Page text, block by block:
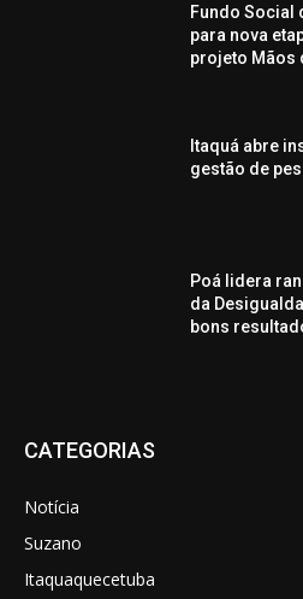
Fundo Social
para nova
projeto Mãos
Itaquá abre
gestão de
Poá lidera
da
bons
CATEGORIAS
Notícia
Suzano
Itaquaquecetuba